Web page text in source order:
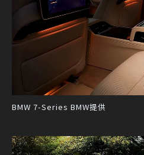
BMW 7-Series BMW提供